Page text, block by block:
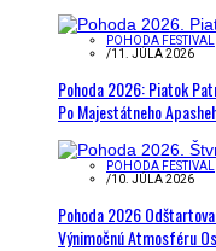
POHODA FESTIVAL
/11. JÚLA 2026
Pohoda 2026: Piatok
Po Majestátneho
POHODA FESTIVAL
/10. JÚLA 2026
Pohoda 2026
Výnimočnú Atmosféru